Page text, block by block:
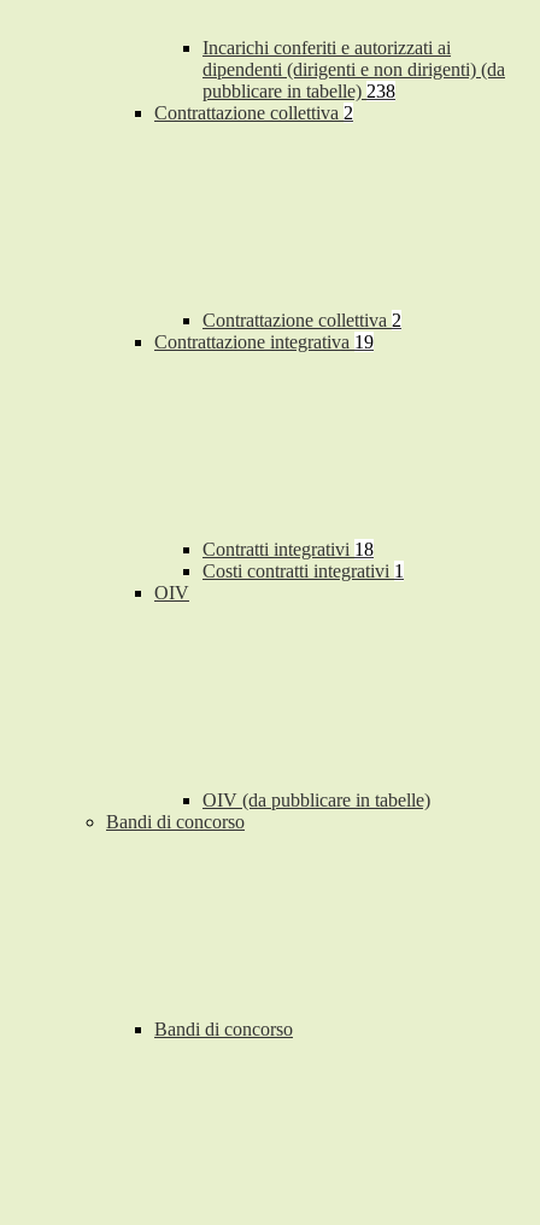
Incarichi conferiti e autorizzati ai
dipendenti (dirigenti e non dirigenti) (da
pubblicare in tabelle) 238
Contrattazione collettiva 2
Contrattazione collettiva 2
Contrattazione integrativa 19
Contratti integrativi 18
Costi contratti integrativi 1
OIV
OIV (da pubblicare in tabelle)
Bandi di concorso
Bandi di concorso